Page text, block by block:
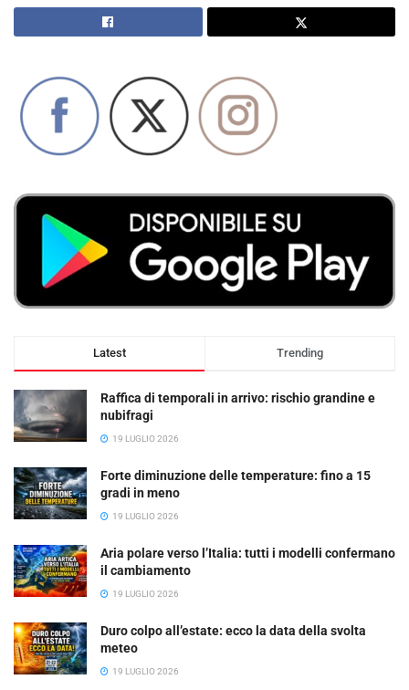
Latest Trending
Raffica di temporali in arrivo: rischio grandine e
nubifragi
19 LUGLIO 2026
Forte diminuzione delle temperature: fino a 15
gradi in meno
19 LUGLIO 2026
Aria polare verso l’Italia: tutti i modelli confermano
il cambiamento
19 LUGLIO 2026
Duro colpo all’estate: ecco la data della svolta
meteo
19 LUGLIO 2026